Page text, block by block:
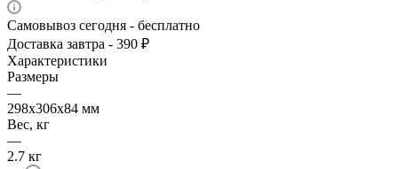
Самовывоз сегодня - бесплатно
Доставка завтра - 390 ₽
Характеристики
Размеры
—
298х306х84 мм
Вес, кг
—
2.7 кг